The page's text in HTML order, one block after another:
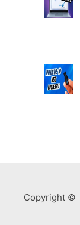
Copyright ©